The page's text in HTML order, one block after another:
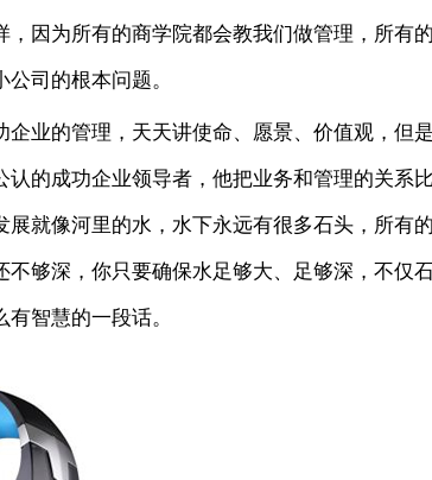
，因为所有的商学院都会教我们做管理，所有
司的根本问题。
企业的管理，天天讲使命、愿景、价值观，但
认的成功企业领导者，他把业务和管理的关系
展就像河里的水，水下永远有很多石头，所有
不够深，你只要确保水足够大、足够深，不仅
智慧的一段话。